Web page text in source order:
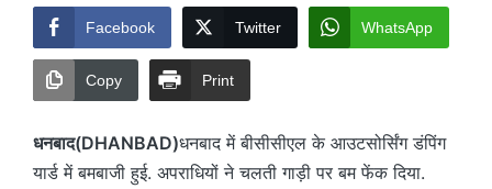
Facebook Twitter WhatsApp
Copy Print
धनबाद(DHANBAD)धनबाद में बीसीसीएल के आउटसोर्सिंग डंपिंग
यार्ड में बमबाजी हुई. अपराधियों ने चलती गाड़ी पर बम फेंक दिया.